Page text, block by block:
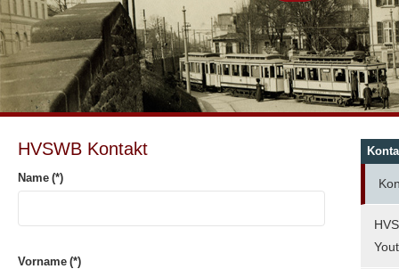
HVSWB Kontakt
Name (*)
Vorname (*)